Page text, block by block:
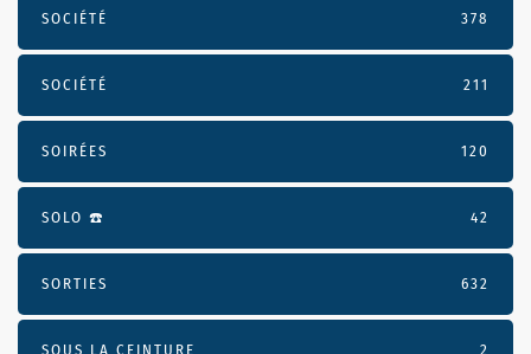
SOCIÉTÉ 378
SOCIÉTÉ 211
SOIRÉES 120
SOLO ☎️ 42
SORTIES 632
SOUS LA CEINTURE 2